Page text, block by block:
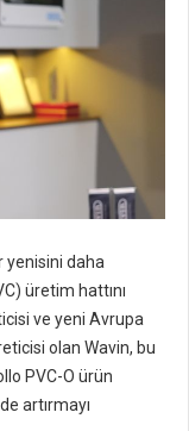
yenisini daha
üretim hattını
ve yeni Avrupa
olan Wavin, bu
PVC-O ürün
artırmayı